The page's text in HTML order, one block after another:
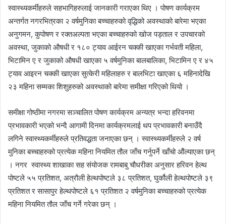
स्वास्थ्यकर्मीहरुले सहभागिहरुलाई जानकारी गराएका थिए । पोषण कार्यक्रम
अन्तर्गत नगरभित्रका २ वर्षमुनिका बच्चाहरुको वृद्धिको अवस्थाको बारेमा भएका
अनुगमन, कुपोषण र रक्तअल्पता भएका बच्चाहरुको खोज पड्ताल र उपचारको
अवस्था, जुकाको औषधी र १८० ट्याव आईरन चक्की खाएका गर्भवती महिला,
भिटामिन ए र जुकाको औषधी खाएका ५ वर्षमुनिका बालबालिका, भिटामिन ए र ४५
ट्याव आइरन चक्की खाएका सुत्केरी महिलाहरु र बालभिटा खाएका ६ महिनादेखि
२३ महिना सम्मका शिशुहरुको अवस्थाको बारेमा समीक्षा गरिएको थियो ।
समीक्षा गोष्ठीमा नगरमा सञ्चालित पोषण कार्यक्रम अन्यत्र भन्दा हरिवनमा
प्रभावकारी भएको भन्दै आगामी दिनमा कार्यक्रमलाई थप प्रभावकारी बनाउँदै
लगिने स्वास्थ्यकर्मीहरुले प्रतिवद्धता जनाएका छन् । स्वास्थ्यकर्मीहरुले २ वर्ष
मुनिका बच्चाहरुको प्रत्येक महिना नियमित तौल जाँच गर्नुपर्ने खाँचो औंल्याएका छन्
। नगर स्वास्थ्य शाखाका सह संयोजक रामबाबु चौधरीका अनुसार हरिवन हेल्थ
पोष्टले ५५ प्रतिशत, अत्रौली हेल्थपोष्टले ३८ प्रतिशत, घुर्कौली हेल्थपोष्टले ३९
प्रतिशत र सासापुर हेल्थपोष्टले ६१ प्रतिशत २ वर्षमुनिका बच्चाहरुको प्रत्येक
महिना नियमित तौल जाँच गर्ने गरेका छन् ।